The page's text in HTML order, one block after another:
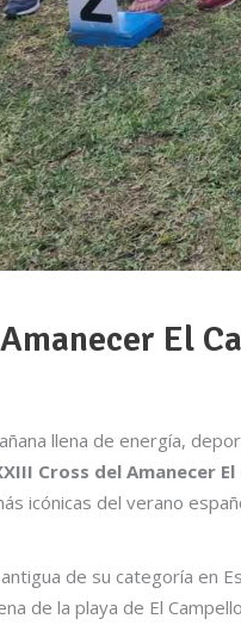
El
llena de energía,
Cross del Amanecer
icónicas del verano
de su categoría en
de la playa de El